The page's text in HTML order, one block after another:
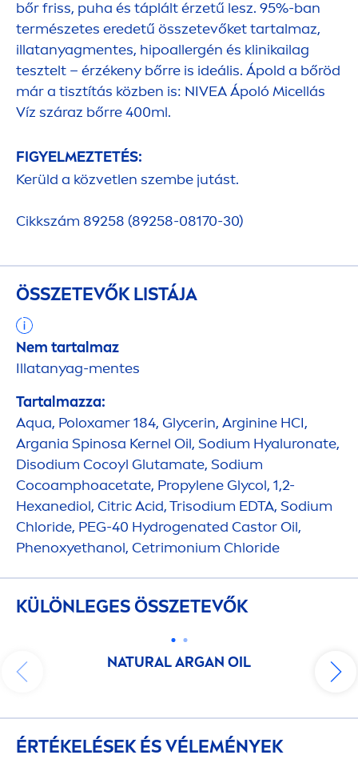
bőr friss, puha és táplált érzetű lesz. 95%-ban
természetes eredetű összetevőket tartalmaz,
illatanyagmentes, hipoallergén és klinikailag
tesztelt – érzékeny bőrre is ideális. Ápold a bőröd
már a tisztítás közben is: NIVEAÁpoló Micellás
Víz száraz bőrre 400ml.
FIGYELMEZTETÉS:
Kerüld a közvetlen szembe jutást.
Cikkszám 89258 (89258-08170-30)
ÖSSZETEVŐK LISTÁJA
Nem tartalmaz
Illatanyag-mentes
Tartalmazza:
Aqua, Poloxamer 184, Glycerin, Arginine HCI,
Argania Spinosa Kernel Oil, Sodium Hyaluronate,
Disodium Cocoyl Glutamate, Sodium
Cocoamphoacetate, Propylene Glycol, 1,2-
Hexanediol, Citric Acid, Trisodium EDTA, Sodium
Chloride, PEG-40 Hydrogenated Castor Oil,
Phenoxyethanol, Cetrimonium Chloride
KÜLÖNLEGES ÖSSZETEVŐK
NATURALARGAN OIL
ÉRTÉKELÉSEK ÉS VÉLEMÉNYEK